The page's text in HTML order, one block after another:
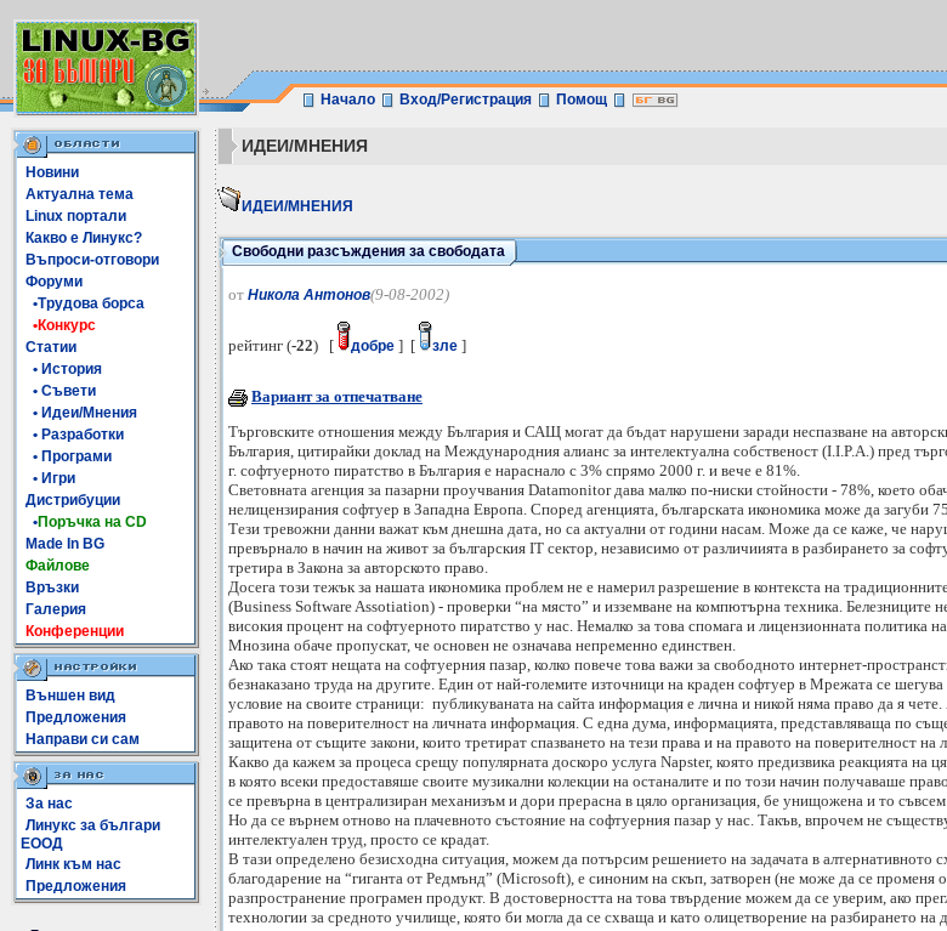
Начало Вход/Регистрация Помощ
Новини
Актуална тема
Linux портали
Какво е Линукс?
Въпроси-отговори
Форуми
•Трудова борса
•Конкурс
Статии
• История
• Съвети
• Идеи/Мнения
• Разработки
• Програми
• Игри
Дистрибуции
•Поръчка на CD
Made In BG
Файлове
Връзки
Галерия
Конференции
Външен вид
Предложения
Направи си сам
За нас
Линукс за българи
ЕООД
Линк към нас
Предложения
ИДЕИ/МНЕНИЯ
ИДЕИ/МНЕНИЯ
Свободни разсъждения за свободата
от Никола Антонов(9-08-2002)
рейтинг (-22) [ добре ] [ зле ]
Вариант за отпечатване
Търговските отношения между България и САЩ могат да бъдат нарушени заради неспазване на
България, цитирайки доклад на Международния алианс за интелектуална собственост (I.I.P.A.) пред
г. софтуерното пиратство в България е нараснало с 3% спрямо 2000 г. и вече е 81%.
Световната агенция за пазарни проучвания Datamonitor дава малко по-ниски стойности - 78%, което
нелицензирания софтуер в Западна Европа. Според агенцията, българската икономика може да загуби
Тези тревожни данни важат към днешна дата, но са актуални от години насам. Може да се каже, че
превърнало в начин на живот за българския IT сектор, независимо от различиията в разбирането за
третира в Закона за авторското право.
Досега този тежък за нашата икономика проблем не е намерил разрешение в контекста на
(Business Software Assotiation) - проверки “на място” и изземване на компютърна техника. Белезниците
високия процент на софтуерното пиратство у нас. Немалко за това спомага и лицензионната политика
Мнозина обаче пропускат, че основен не означава непременно единствен.
Ако така стоят нещата на софтуерния пазар, колко повече това важи за свободното интернет-
безнаказано труда на другите. Един от най-големите източници на краден софтуер в Мрежата се шегува
условие на своите страници: публикуваната на сайта информация е лична и никой няма право да я
правото на поверителност на личната информация. С една дума, информацията, представляваща по
защитена от същите закони, които третират спазването на тези права и на правото на поверителност
Какво да кажем за процеса срещу популярната доскоро услуга Napster, която предизвика реакцията на
в която всеки предоставяше своите музикални колекции на останалите и по този начин получаваше
се превърна в централизиран механизъм и дори прерасна в цяло организация, бе унищожена и то съвсем
Но да се върнем отново на плачевното състояние на софтуерния пазар у нас. Такъв, впрочем не
интелектуален труд, просто се крадат.
В тази определено безисходна ситуация, можем да потърсим решението на задачата в алтернативното
благодарение на “гиганта от Редмънд” (Microsoft), е синоним на скъп, затворен (не може да се променя
разпространение програмен продукт. В достоверността на това твърдение можем да се уверим, ако
технологии за средното училище, която би могла да се схваща и като олицетворение на разбирането